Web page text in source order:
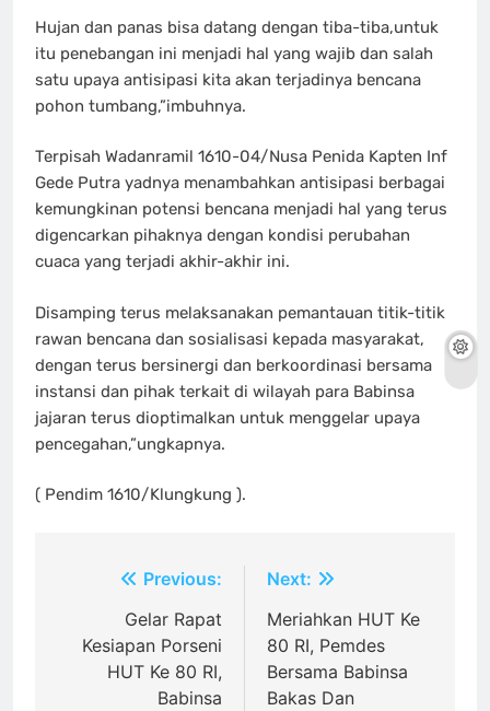
Hujan dan panas bisa datang dengan tiba-tiba,untuk
itu penebangan ini menjadi hal yang wajib dan salah
satu upaya antisipasi kita akan terjadinya bencana
pohon tumbang,”imbuhnya.
Terpisah Wadanramil 1610-04/Nusa Penida Kapten Inf
Gede Putra yadnya menambahkan antisipasi berbagai
kemungkinan potensi bencana menjadi hal yang terus
digencarkan pihaknya dengan kondisi perubahan
cuaca yang terjadi akhir-akhir ini.
Disamping terus melaksanakan pemantauan titik-titik
rawan bencana dan sosialisasi kepada masyarakat,
dengan terus bersinergi dan berkoordinasi bersama
instansi dan pihak terkait di wilayah para Babinsa
jajaran terus dioptimalkan untuk menggelar upaya
pencegahan,”ungkapnya.
( Pendim 1610/Klungkung ).
NavigasiPrevious:
Gelar Rapat
Kesiapan Porseni
HUT Ke 80 RI,
Babinsa
Next:
Meriahkan HUT Ke
80 RI, Pemdes
Bersama Babinsa
Bakas Dan